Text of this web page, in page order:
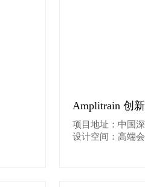
Amplitrain 创
项目地址：中国深
设计空间：高端